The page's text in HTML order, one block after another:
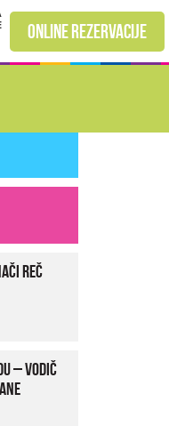
online rezervacije
reč
– vodič